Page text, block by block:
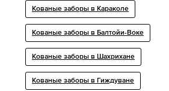
Кованые заборы в Караколе
Кованые заборы в Балтойи-Воке
Кованые заборы в Шахрихане
Кованые заборы в Гиждуване